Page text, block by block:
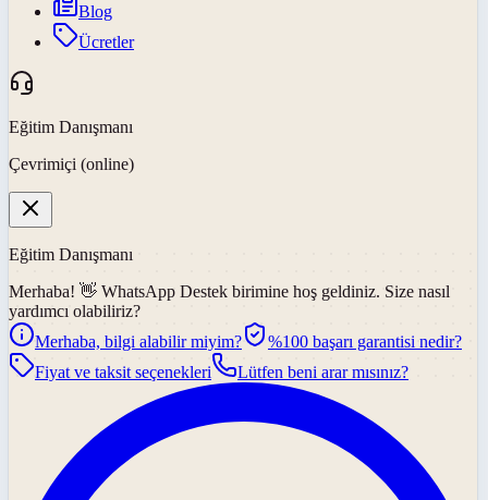
Blog
Ücretler
Eğitim Danışmanı
Çevrimiçi (online)
Eğitim Danışmanı
Merhaba! 👋 WhatsApp Destek birimine hoş geldiniz. Size nasıl
yardımcı olabiliriz?
Merhaba, bilgi alabilir miyim?
%100 başarı garantisi nedir?
Fiyat ve taksit seçenekleri
Lütfen beni arar mısınız?